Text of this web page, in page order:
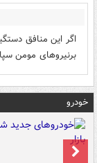
اگر این منافق
برنیروهای مومن
خودرو